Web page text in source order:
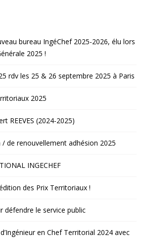
bureau IngéChef 2025-2026, élu lors
2025 !
rdv les 25 & 26 septembre 2025 à Paris
2025
REEVES (2024-2025)
/ de renouvellement adhésion 2025
INGECHEF
des Prix Territoriaux !
défendre le service public
en Chef Territorial 2024 avec